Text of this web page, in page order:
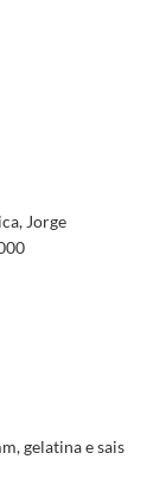
Jorge
gelatina e sais